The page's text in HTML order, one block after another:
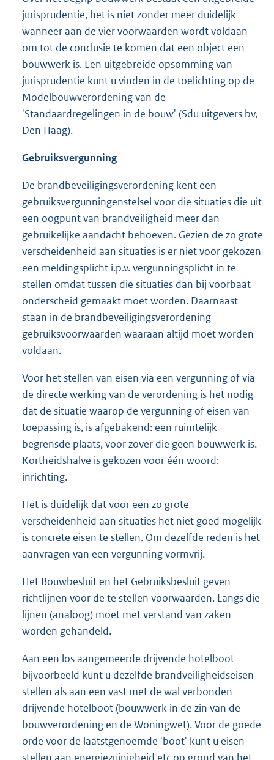
jurisprudentie, het is niet zonder meer duidelijk
wanneer aan de vier voorwaarden wordt voldaan
om tot de conclusie te komen dat een object een
bouwwerk is. Een uitgebreide opsomming van
jurisprudentie kunt u vinden in de toelichting op de
Modelbouwverordening van de
'Standaardregelingen in de bouw' (Sdu uitgevers bv,
Den Haag).
Gebruiksvergunning
De brandbeveiligingsverordening kent een
gebruiksvergunningenstelsel voor die situaties die uit
een oogpunt van brandveiligheid meer dan
gebruikelijke aandacht behoeven. Gezien de zo grote
verscheidenheid aan situaties is er niet voor gekozen
een meldingsplicht i.p.v. vergunningsplicht in te
stellen omdat tussen die situaties dan bij voorbaat
onderscheid gemaakt moet worden. Daarnaast
staan in de brandbeveiligingsverordening
gebruiksvoorwaarden waaraan altijd moet worden
voldaan.
Voor het stellen van eisen via een vergunning of via
de directe werking van de verordening is het nodig
dat de situatie waarop de vergunning of eisen van
toepassing is, is afgebakend: een ruimtelijk
begrensde plaats, voor zover die geen bouwwerk is.
Kortheidshalve is gekozen voor één woord:
inrichting.
Het is duidelijk dat voor een zo grote
verscheidenheid aan situaties het niet goed mogelijk
is concrete eisen te stellen. Om dezelfde reden is het
aanvragen van een vergunning vormvrij.
Het Bouwbesluit en het Gebruiksbesluit geven
richtlijnen voor de te stellen voorwaarden. Langs die
lijnen (analoog) moet met verstand van zaken
worden gehandeld.
Aan een los aangemeerde drijvende hotelboot
bijvoorbeeld kunt u dezelfde brandveiligheidseisen
stellen als aan een vast met de wal verbonden
drijvende hotelboot (bouwwerk in de zin van de
bouwverordening en de Woningwet). Voor de goede
orde voor de laatstgenoemde 'boot' kunt u eisen